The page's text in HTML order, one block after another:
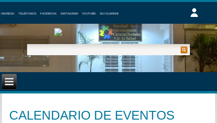
INGRESO TELÉFONOS FACEBOOK INSTAGRAM YOUTUBE SIU GUARANI
CALENDARIO DE EVENTOS